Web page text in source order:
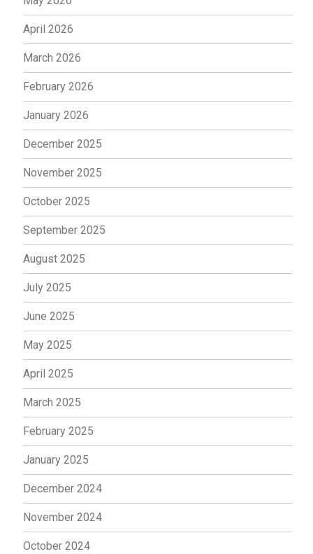
April 2026
March 2026
February 2026
January 2026
December 2025
November 2025
October 2025
September 2025
August 2025
July 2025
June 2025
May 2025
April 2025
March 2025
February 2025
January 2025
December 2024
November 2024
October 2024